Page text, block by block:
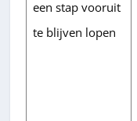
een stap vooruit
te blijven lopen